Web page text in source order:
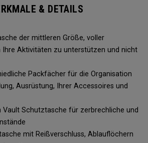
vorbereitet.& DETAILS
der mittleren Größe, voller
Ihre Aktivitäten zu unterstützen und nicht
Packfächer für die Organisation
Ausrüstung, Ihrer Accessoires und
Schutztasche für zerbrechliche und
mit Reißverschluss, Ablauflöchern